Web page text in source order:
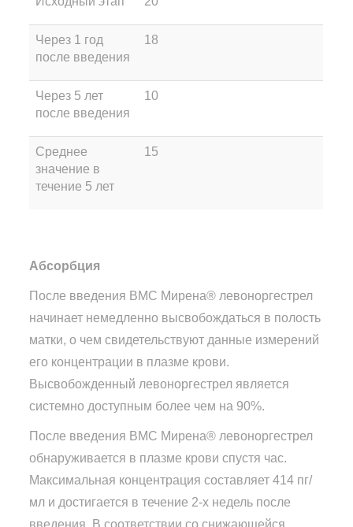
Через 1 год
после введения
18
Через 5 лет
после введения
10
Среднее
значение в
течение 5 лет
15
Абсорбция
После введения ВМС Мирена® левоноргестрел
начинает немедленно высвобождаться в полость
матки, о чем свидетельствуют данные измерений
его концентрации в плазме крови.
Высвобожденный левоноргестрел является
системно доступным более чем на 90%.
После введения ВМС Мирена® левоноргестрел
обнаруживается в плазме крови спустя час.
Максимальная концентрация составляет 414 пг/
мл и достигается в течение 2-х недель после
введения. В соответствии со снижающейся